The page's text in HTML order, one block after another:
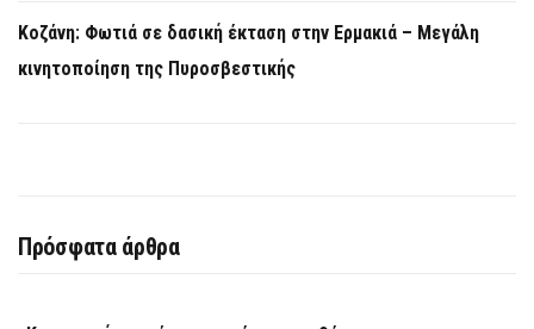
Κοζάνη: Φωτιά σε δασική έκταση στην Ερμακιά – Μεγάλη
κινητοποίηση της Πυροσβεστικής
Πρόσφατα άρθρα